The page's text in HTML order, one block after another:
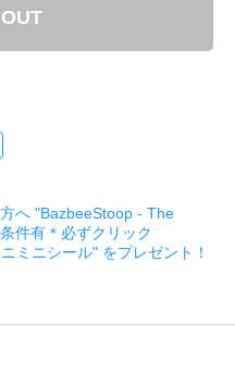
へ "BazbeeStoop - The
件有＊必ずクリック
ミニシール" をプレゼント！